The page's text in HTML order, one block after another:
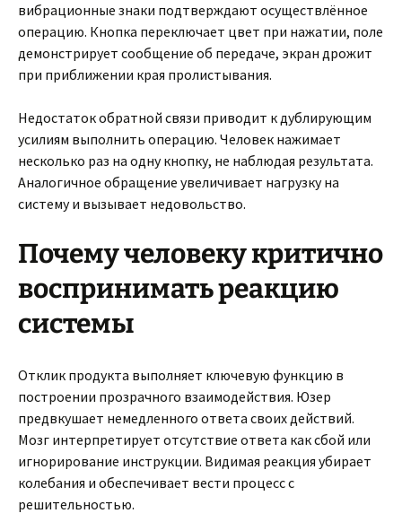
вибрационные знаки подтверждают осуществлённое
операцию. Кнопка переключает цвет при нажатии, поле
демонстрирует сообщение об передаче, экран дрожит
при приближении края пролистывания.
Недостаток обратной связи приводит к дублирующим
усилиям выполнить операцию. Человек нажимает
несколько раз на одну кнопку, не наблюдая результата.
Аналогичное обращение увеличивает нагрузку на
систему и вызывает недовольство.
Почему человеку критично
воспринимать реакцию
системы
Отклик продукта выполняет ключевую функцию в
построении прозрачного взаимодействия. Юзер
предвкушает немедленного ответа своих действий.
Мозг интерпретирует отсутствие ответа как сбой или
игнорирование инструкции. Видимая реакция убирает
колебания и обеспечивает вести процесс с
решительностью.